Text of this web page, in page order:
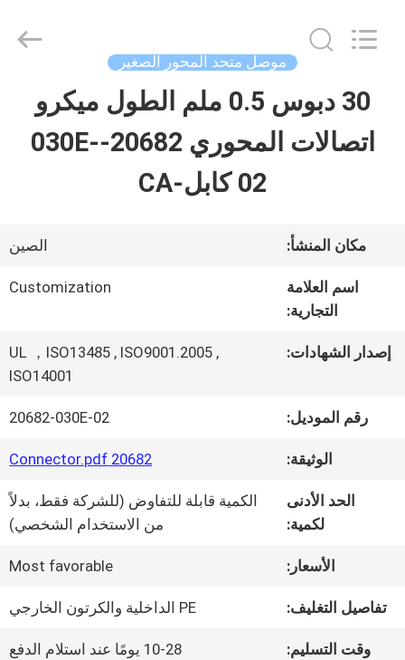
المنزل
فيديوهات
المصنع
الجودة
Reserved.
موصل متحد المحور الصغير
30 دبوس 0.5 ملم الطول ميكرو
اتصالات المحوري 20682-030E-
02 كابل-CA
مكان المنشأ: الصين
اسم العلامة
التجارية:
Customization
إصدار الشهادات:
UL ，ISO13485 , ISO9001.2005 ,
ISO14001
رقم الموديل: 20682-030E-02
الوثيقة: 20682 Connector.pdf
الحد الأدنى
لكمية:
الكمية قابلة للتفاوض (للشركة فقط، بدلاً
من الاستخدام الشخصي)
الأسعار: Most favorable
تفاصيل التغليف: PE الداخلية والكرتون الخارجي
وقت التسليم: 10-28 يومًا عند استلام الدفع